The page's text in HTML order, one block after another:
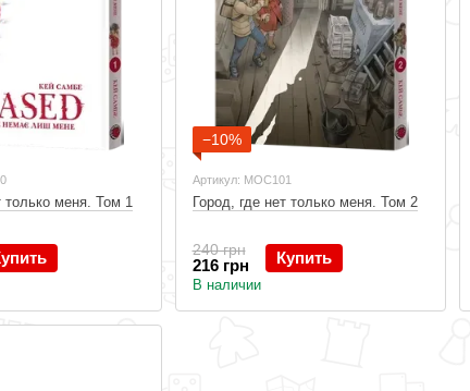
только меня. Том 1
−10%
Артикул: MOC101
Город, где нет только меня. Том 2
240 грн
216 грн Купить
В наличии